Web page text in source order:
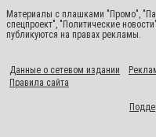
Материалы с плашками "Промо",
спецпроект", "Политические
публикуются на правах рекламы.
Данные о сетевом издании
Правила сайта